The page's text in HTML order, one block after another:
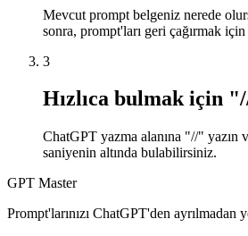
Mevcut prompt belgeniz nerede
sonra, prompt'ları geri çağırmak
3
Hızlıca bulmak için
ChatGPT yazma alanına "//" yazın
saniyenin altında bulabilirsiniz.
GPT Master
Prompt'larınızı ChatGPT'den ayrılmadan